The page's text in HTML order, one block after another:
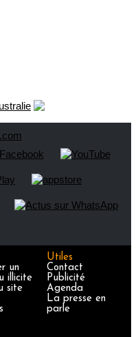
un
illicite
site
Utiles
Contact
Publicité
Agenda
La presse en
parle